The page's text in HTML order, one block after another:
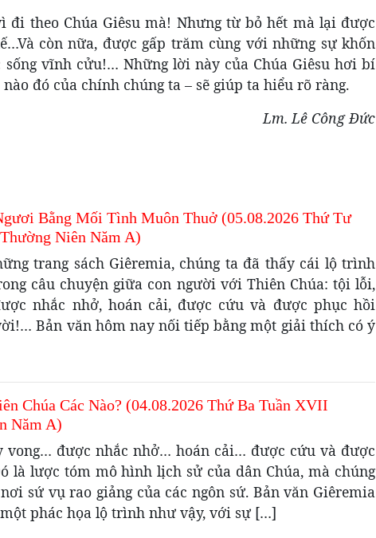
đi theo Chúa Giêsu mà! Nhưng từ bỏ hết mà lại được
còn nữa, được gấp trăm cùng với những sự khốn
vĩnh cửu!… Những lời này của Chúa Giêsu hơi bí
đó của chính chúng ta – sẽ giúp ta hiểu rõ ràng.
Lm. Lê Công Đức
Bằng Mối Tình Muôn Thuở (05.08.2026 Thứ Tư
Niên Năm A)
trang sách Giêremia, chúng ta đã thấy cái lộ trình
câu chuyện giữa con người với Thiên Chúa: tội lỗi,
nhắc nhở, hoán cải, được cứu và được phục hồi
Bản văn hôm nay nối tiếp bằng một giải thích có ý
Chúa Các Nào? (04.08.2026 Thứ Ba Tuần XVII
Năm A)
vong… được nhắc nhở… hoán cải… được cứu và được
là lược tóm mô hình lịch sử của dân Chúa, mà chúng
sứ vụ rao giảng của các ngôn sứ. Bản văn Giêremia
phác họa lộ trình như vậy, với sự […]